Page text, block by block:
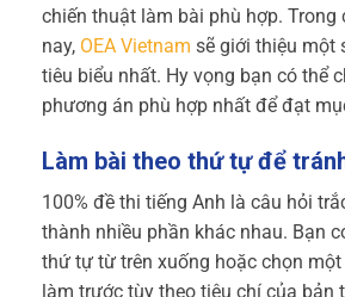
chiến thuật làm bài phù hợp. Trong
nay, OEA Vietnam sẽ giới thiệu một
tiêu biểu nhất. Hy vọng bạn có thể
phương án phù hợp nhất để đạt
Làm bài theo thứ tự để
100% đề thi tiếng Anh là câu hỏi
thành nhiều phần khác nhau. Bạn
thứ tự từ trên xuống hoặc chọn
làm trước tùy theo tiêu chí của bản